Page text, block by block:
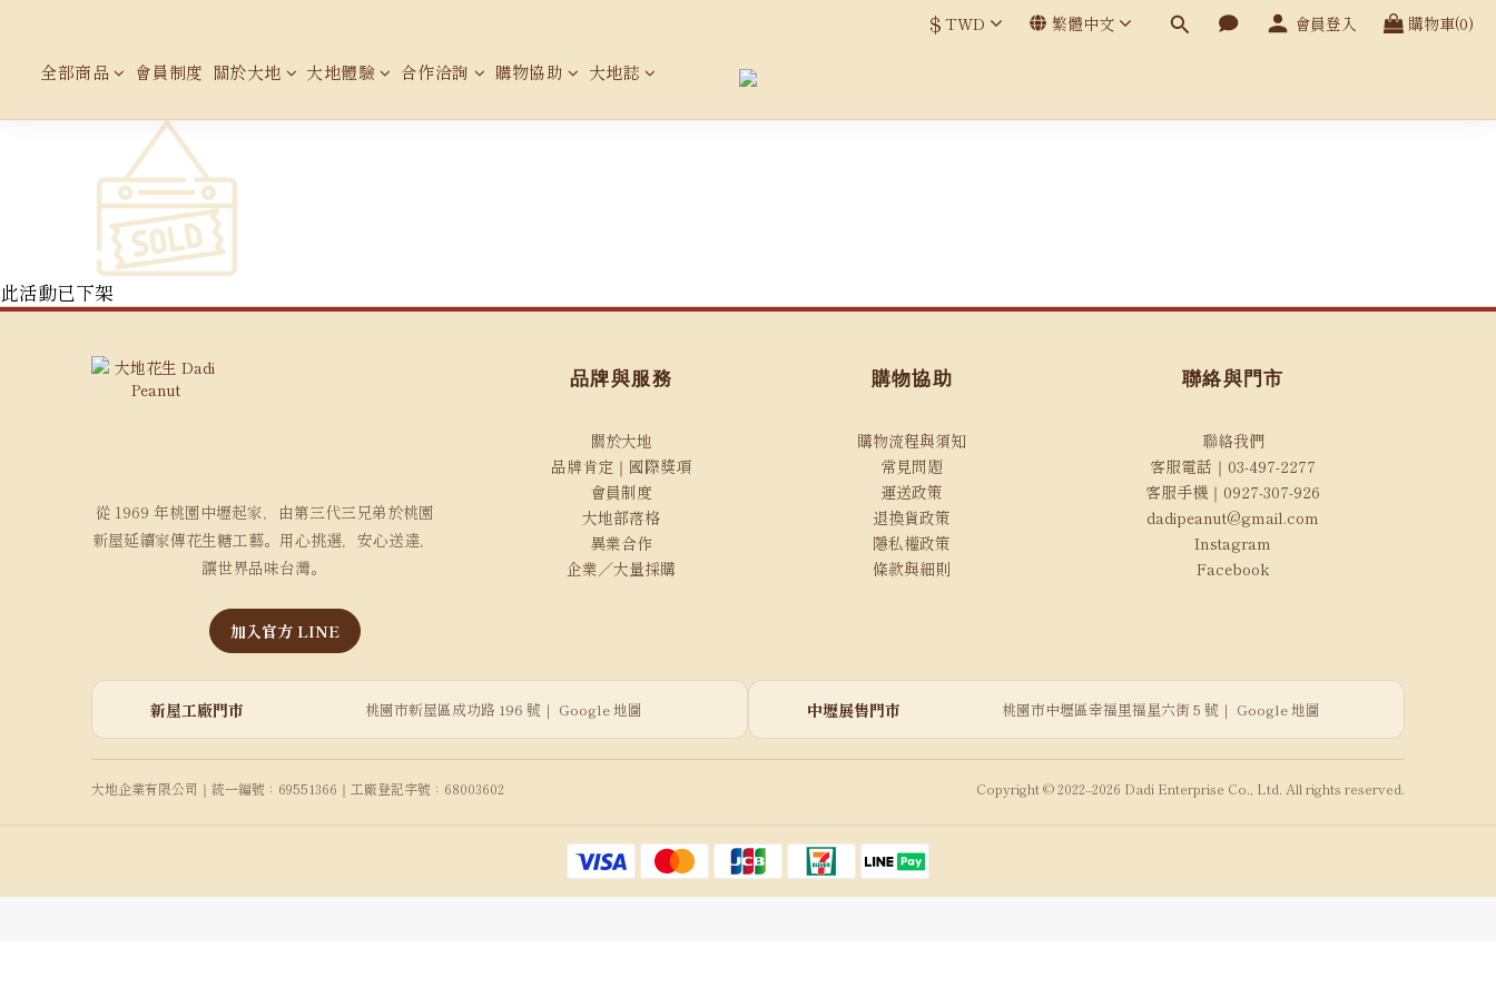
$ TWD 繁體中文 會員登入 購物車(0)
全部商品 會員制度 關於大地 大地體驗 合作洽詢 購物協助 大地誌
此活動已下架
從 1969 年桃園中壢起家，由第三代三兄弟於桃園
新屋延續家傳花生糖工藝。用心挑選，安心送達，
讓世界品味台灣。
加入官方 LINE
品牌與服務
關於大地
品牌肯定｜國際獎項
會員制度
大地部落格
異業合作
企業／大量採購
購物協助
購物流程與須知
常見問題
運送政策
退換貨政策
隱私權政策
條款與細則
聯絡與門市
聯絡我們
客服電話｜03-497-2277
客服手機｜0927-307-926
dadipeanut@gmail.com
Instagram
Facebook
新屋工廠門市 桃園市新屋區成功路 196 號｜ Google 地圖 中壢展售門市 桃園市中壢區幸福里福星六街 5 號｜ Google 地圖
大地企業有限公司｜統一編號：69551366｜工廠登記字號：68003602 Copyright © 2022–2026 Dadi Enterprise Co., Ltd. All rights reserved.